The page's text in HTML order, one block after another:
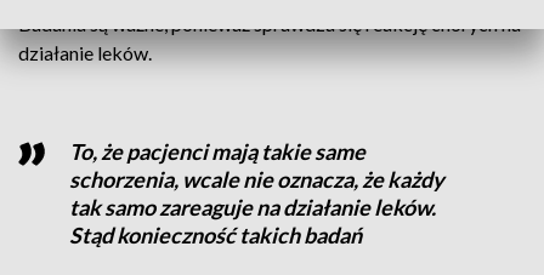
Badania są ważne, ponieważ sprawdza się reakcję chorych na
działanie leków.
To, że pacjenci mają takie same
schorzenia, wcale nie oznacza, że każdy
tak samo zareaguje na działanie leków.
Stąd konieczność takich badań